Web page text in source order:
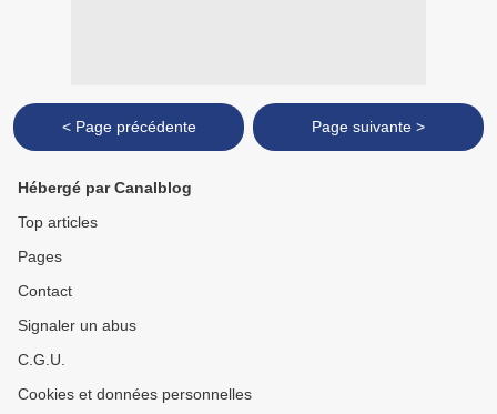
< Page précédente Page suivante >
Hébergé par Canalblog
Top articles
Pages
Contact
Signaler un abus
C.G.U.
Cookies et données personnelles